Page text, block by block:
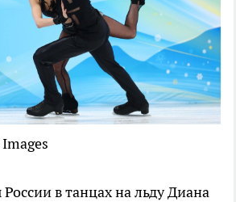
в танцах на льду Диана